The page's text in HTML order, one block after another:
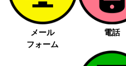
メール
フォーム
電話